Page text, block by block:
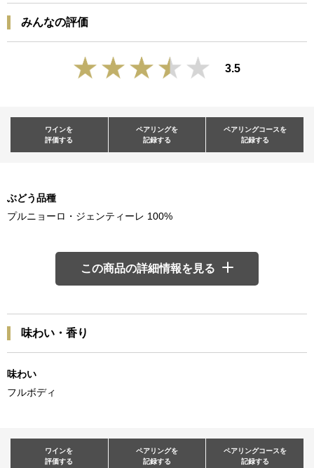
みんなの評価
3.5
ワインを
評価する
ペアリングを
記録する
ペアリングコースを
記録する
ぶどう品種
プルニョーロ・ジェンティーレ 100%
この商品の詳細情報を見る
味わい・香り
味わい
フルボディ
ワインを
評価する
ペアリングを
記録する
ペアリングコースを
記録する